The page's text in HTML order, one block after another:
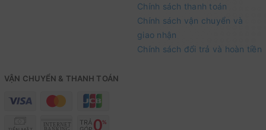
Chính sách thanh toán
Chính sách vận chuyển và
giao nhận
Chính sách đổi trả và hoàn tiền
VẬN CHUYỂN & THANH TOÁN